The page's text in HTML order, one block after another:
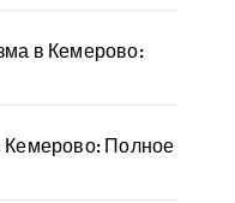
в Кемерово:
Кемерово: Полное